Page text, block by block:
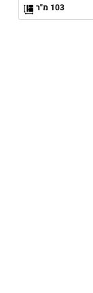
103 מ"ר